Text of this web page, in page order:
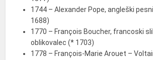
1744 – Alexander Pope, angleški
1688)
1770 – François Boucher, francoski
oblikovalec (* 1703)
1778 – François-Marie Arouet –